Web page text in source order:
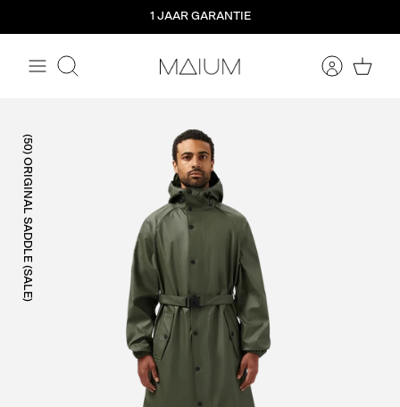
content
1 JAAR GARANTIE
Zoeken
(50) ORIGINAL SADDLE (SALE)